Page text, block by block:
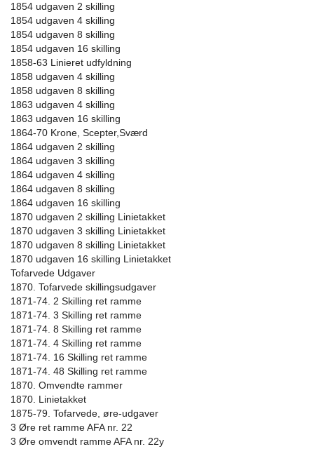
1854 udgaven 2 skilling
1854 udgaven 4 skilling
1854 udgaven 8 skilling
1854 udgaven 16 skilling
1858-63 Linieret udfyldning
1858 udgaven 4 skilling
1858 udgaven 8 skilling
1863 udgaven 4 skilling
1863 udgaven 16 skilling
1864-70 Krone, Scepter,Sværd
1864 udgaven 2 skilling
1864 udgaven 3 skilling
1864 udgaven 4 skilling
1864 udgaven 8 skilling
1864 udgaven 16 skilling
1870 udgaven 2 skilling Linietakket
1870 udgaven 3 skilling Linietakket
1870 udgaven 8 skilling Linietakket
1870 udgaven 16 skilling Linietakket
Tofarvede Udgaver
1870. Tofarvede skillingsudgaver
1871-74. 2 Skilling ret ramme
1871-74. 3 Skilling ret ramme
1871-74. 8 Skilling ret ramme
1871-74. 4 Skilling ret ramme
1871-74. 16 Skilling ret ramme
1871-74. 48 Skilling ret ramme
1870. Omvendte rammer
1870. Linietakket
1875-79. Tofarvede, øre-udgaver
3 Øre ret ramme AFA nr. 22
3 Øre omvendt ramme AFA nr. 22y